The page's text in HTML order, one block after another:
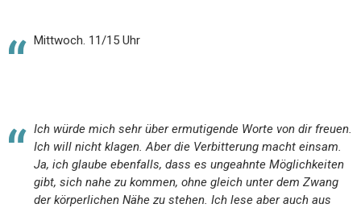
Mittwoch. 11/15 Uhr
Ich würde mich sehr über ermutigende Worte von dir freuen.
Ich will nicht klagen. Aber die Verbitterung macht einsam.
Ja, ich glaube ebenfalls, dass es ungeahnte Möglichkeiten
gibt, sich nahe zu kommen, ohne gleich unter dem Zwang
der körperlichen Nähe zu stehen. Ich lese aber auch aus